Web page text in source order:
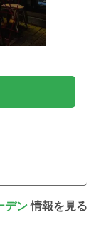
デン情報を見る